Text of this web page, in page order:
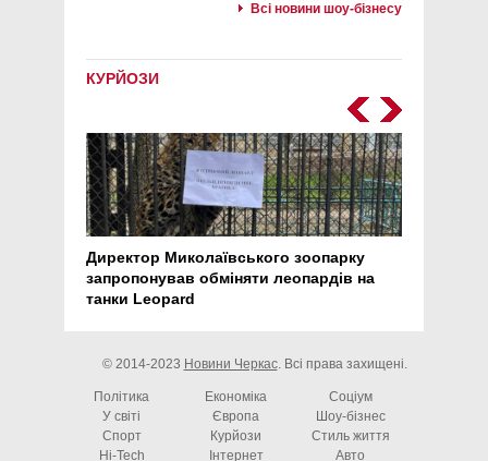
Всі новини шоу-бізнесу
КУРЙОЗИ
Директор Миколаївського зоопарку
запропонував обміняти леопардів на
танки Leopard
© 2014-2023 Новини Черкас. Всі права захищені.
Політика Економіка
Соціум
У світі
Європа
Шоу-бізнес
Спорт
Курйози
Стиль життя
Hi-Tech
Інтернет Авто